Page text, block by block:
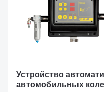
Устройство
автомобильных